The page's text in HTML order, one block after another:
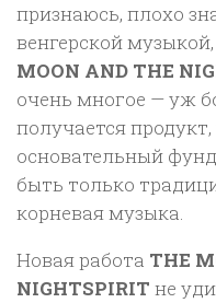
признаюсь, плохо
венгерской
MOON AND THE
очень многое — уж
получается
основательный
быть только
корневая музыка.
Новая работа THE
NIGHTSPIRIT не